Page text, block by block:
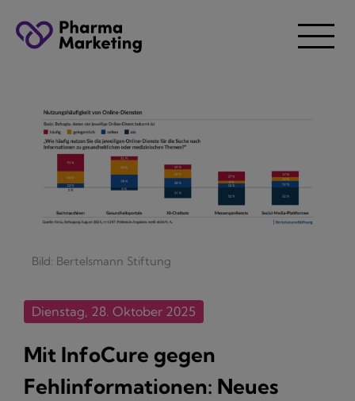
Bild: Bertelsmann Stiftung
Dienstag, 28. Oktober 2025
Mit InfoCure gegen
Fehlinformationen: Neues